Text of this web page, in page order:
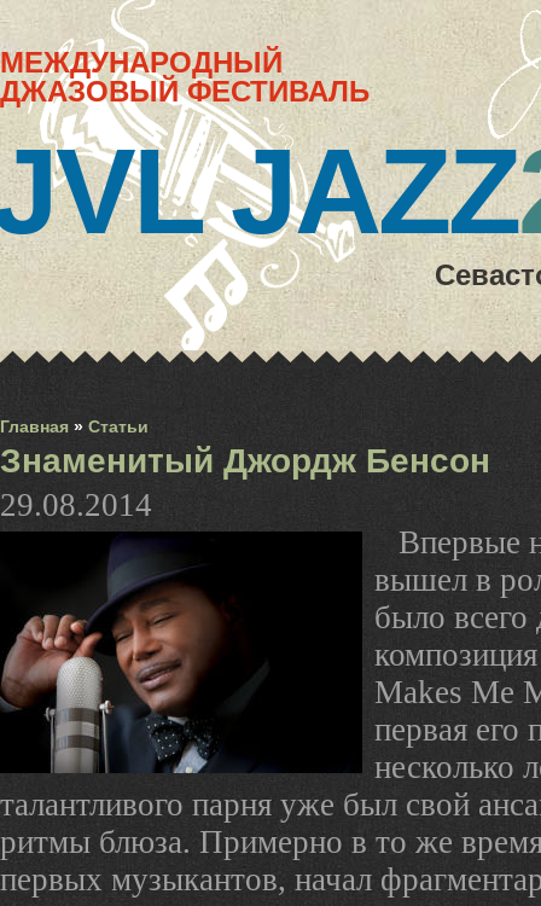
Главная » Статьи
Знаменитый Джордж Бенсон
29.08.2014
Впервые
вышел в
было всего
Makes Me
первая его
несколько
талантливого парня уже был свой
ритмы блюза. Примерно в то же
первых музыкантов, начал
МЕЖДУНАРОДНЫЙ
ДЖАЗОВЫЙ ФЕСТИВАЛЬ
JAZZ